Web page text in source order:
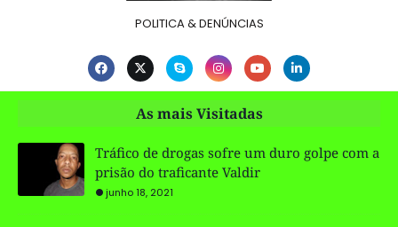
POLITICA & DENÚNCIAS
As mais Visitadas
Tráfico de drogas sofre um duro golpe com a
prisão do traficante Valdir
junho 18, 2021